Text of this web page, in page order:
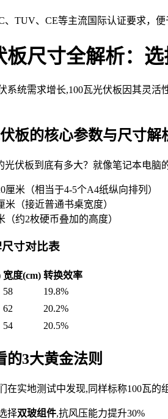
、TUV、CE等主流国际认证要求，
板尺寸全解析：
系统需求增长,100瓦光伏板因其灵
板的核心参数与尺寸解
光伏板到底有多大？就像笔记本电
厘米（相当于4-5个A4纸纵向排列）
米（接近普通书桌宽度）
（约2枚硬币叠加的高度）
寸对比表
宽度(cm) 转换效率
58
19.8%
62
20.2%
54 20.5%
的3大黄金法则
在实地测试中发现,同样标称100瓦的
择双玻组件,抗风压能力提升30%